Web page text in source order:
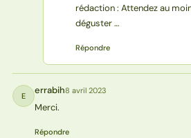
rédaction : Attendez au
déguster …
Répondre
E errabih8 avril 2023
Merci.
Répondre